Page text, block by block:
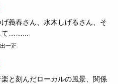
げ義春さん、水木しげるさん、そ
て……...
一正
楽と刻んだローカルの風景、関係